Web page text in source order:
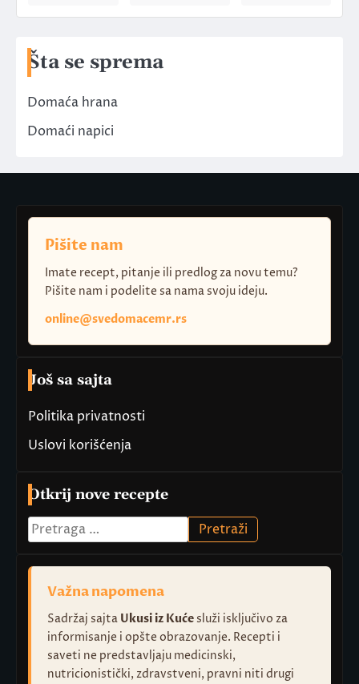
Šta se sprema
Domaća hrana
Domaći napici
Pišite nam
Imate recept, pitanje ili predlog za novu temu?
Pišite nam i podelite sa nama svoju ideju.
online@svedomacemr.rs
Još sa sajta
Politika privatnosti
Uslovi korišćenja
Otkrij nove recepte
Pretraga
za:
Važna napomena
Sadržaj sajta Ukusi iz Kuće služi isključivo za
informisanje i opšte obrazovanje. Recepti i
saveti ne predstavljaju medicinski,
nutricionistički, zdravstveni, pravni niti drugi